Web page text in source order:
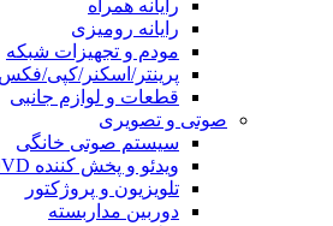
رایانه همراه
رایانه رومیزی
مودم و تجهیزات شبکه
پرینتر/اسکنر/کپی/فکس
قطعات و لوازم جانبی
صوتی و تصویری
سیستم صوتی خانگی
ویدئو و پخش کننده DVD
تلویزیون و پروژکتور
دوربین مداربسته